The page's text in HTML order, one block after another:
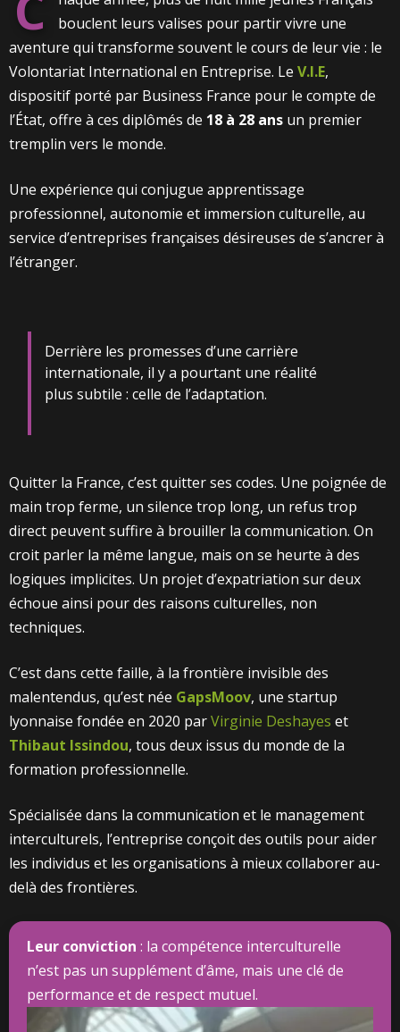
bouclent leurs valises pour partir vivre une
aventure qui transforme souvent le cours de leur vie : le
Volontariat International en Entreprise. Le V.I.E,
dispositif porté par Business France pour le compte de
l’État, offre à ces diplômés de 18 à 28 ans un premier
tremplin vers le monde.
Une expérience qui conjugue apprentissage
professionnel, autonomie et immersion culturelle, au
service d’entreprises françaises désireuses de s’ancrer à
l’étranger.
Derrière les promesses d’une carrière
internationale, il y a pourtant une réalité
plus subtile : celle de l’adaptation.
Quitter la France, c’est quitter ses codes. Une poignée de
main trop ferme, un silence trop long, un refus trop
direct peuvent suffire à brouiller la communication. On
croit parler la même langue, mais on se heurte à des
logiques implicites. Un projet d’expatriation sur deux
échoue ainsi pour des raisons culturelles, non
techniques.
C’est dans cette faille, à la frontière invisible des
malentendus, qu’est née GapsMoov, une startup
lyonnaise fondée en 2020 parVirginie Deshayes et
Thibaut Issindou, tous deux issus du monde de la
formation professionnelle.
Spécialisée dans la communication et le management
interculturels, l’entreprise conçoit des outils pour aider
les individus et les organisations à mieux collaborer au-
delà des frontières.
Leur conviction : la compétence interculturelle
n’est pas un supplément d’âme, mais une clé de
performance et de respect mutuel.